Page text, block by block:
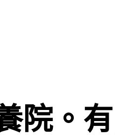
院。